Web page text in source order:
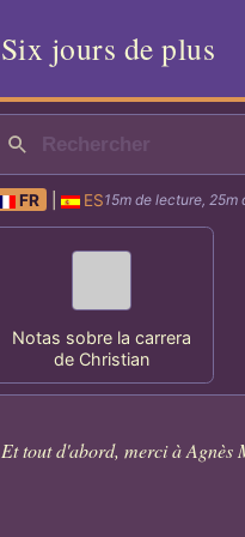
Six jours de plus
FR ES15m de lecture,
Notas sobre la carrera
de Christian
Et tout d'abord, merci à Agnès